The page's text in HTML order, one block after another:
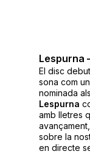
Lespurna
El disc
sona com
nominada
Lespurna
amb lletres
sobre la
en directe